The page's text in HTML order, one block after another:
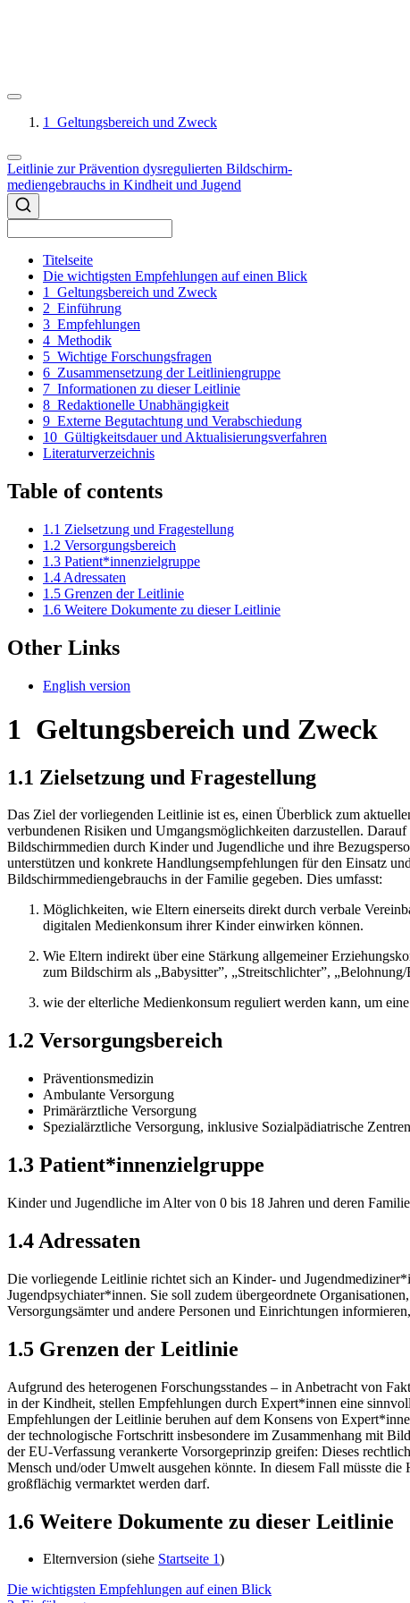
1 Geltungsbereich und Zweck
Leitlinie zur Prävention dysregulierten Bildschirm-
mediengebrauchs in Kindheit und Jugend
Titelseite
Die wichtigsten Empfehlungen auf einen Blick
1
Geltungsbereich und Zweck
2 Einführung
3 Empfehlungen
4 Methodik
5 Wichtige Forschungsfragen
6 Zusammensetzung der Leitliniengruppe
7 Informationen zu dieser Leitlinie
8 Redaktionelle Unabhängigkeit
9 Externe Begutachtung und Verabschiedung
10 Gültigkeitsdauer und Aktualisierungsverfahren
Literaturverzeichnis
Table of contents
1.1 Zielsetzung und Fragestellung
1.2 Versorgungsbereich
1.3 Patient*innenzielgruppe
1.4 Adressaten
1.5 Grenzen der Leitlinie
1.6 Weitere Dokumente zu dieser Leitlinie
Other Links
English version
1 Geltungsbereich und Zweck
1.1 Zielsetzung und Fragestellung
Das Ziel der vorliegenden Leitlinie ist es, einen Überblick zum
verbundenen Risiken und Umgangsmöglichkeiten darzustellen.
Bildschirmmedien durch Kinder und Jugendliche und ihre
unterstützen und konkrete Handlungsempfehlungen für den Einsatz
Bildschirmmediengebrauchs in der Familie gegeben. Dies umfasst:
Möglichkeiten, wie Eltern einerseits direkt durch verbale
digitalen Medienkonsum ihrer Kinder einwirken können.
Wie Eltern indirekt über eine Stärkung allgemeiner
zum Bildschirm als „Babysitter”, „Streitschlichter”,
wie der elterliche Medienkonsum reguliert werden kann, um
1.2 Versorgungsbereich
Präventionsmedizin
Ambulante Versorgung
Primärärztliche Versorgung
Spezialärztliche Versorgung, inklusive Sozialpädiatrische
1.3 Patient*innenzielgruppe
Kinder und Jugendliche im Alter von 0 bis 18 Jahren und deren
1.4 Adressaten
Die vorliegende Leitlinie richtet sich an Kinder- und
Jugendpsychiater*innen. Sie soll zudem übergeordnete
Versorgungsämter und andere Personen und Einrichtungen
1.5 Grenzen der Leitlinie
Aufgrund des heterogenen Forschungsstandes – in Anbetracht von
in der Kindheit, stellen Empfehlungen durch Expert*innen eine
Empfehlungen der Leitlinie beruhen auf dem Konsens von
der technologische Fortschritt insbesondere im Zusammenhang mit
der EU-Verfassung verankerte Vorsorgeprinzip greifen: Dieses
Mensch und/oder Umwelt ausgehen könnte. In diesem Fall müsste
großflächig vermarktet werden darf.
1.6 Weitere Dokumente zu dieser Leitlinie
Elternversion (siehe Startseite 1)
Die wichtigsten Empfehlungen auf einen Blick